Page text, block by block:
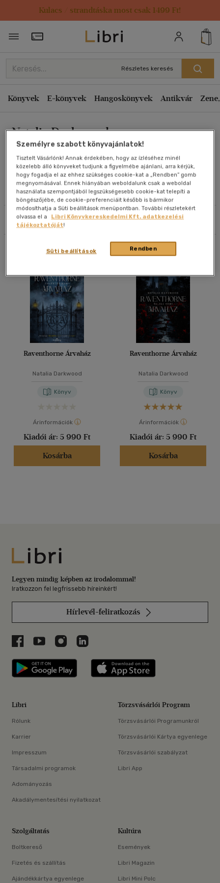
Kulacs / strandtáska most csak 1499 Ft!
Törzsvásárlói Kártya adatai
Részletes keresés
Könyvek E-könyvek Hangoskönyvek Antikvár
Natalia Darkwood
Művei
Olvasói vélemények
Szűrés Rendezés
Rendezés
Kiadás éve szerint csökkenő
Ár szerint csökkenő
Eladott darabszám szerint csökkenő
Eladott darabszám szerint növekvő
Cím szerint A-Z
Szerző szerint A-Z
Megjelenítés
20 db / oldal
Összesen db
Raventhorne Árvaház
Natalia Darkwood
Könyv
Árinformációk
Kiadói ár: 5 990 Ft
Kosárba
Raventhorne Árvaház
Natalia Darkwood
Könyv
Árinformációk
Kiadói ár: 5 990 Ft
Kosárba
Libri
Legyen mindig képben az irodalommal!
Iratkozzon fel legfrissebb híreinkért!
Hírlevél-feliratkozás
Libri a Facebookon
Libri a Youtube-on
Libri az Instagramon
Libri a LinkedInen
Libri applikáció Szerezd meg: Google
Libri
Rólunk
Karrier
Impresszum
Társadalmi programok
Adományozás
Akadálymentesítési nyilatkozat
Törzsvásárlói Program
Törzsvásárlói Programunkról
Törzsvásárlói Kártya egyenlege
Törzsvásárlói szabályzat
Libri App
Szolgáltatás
Boltkereső
Fizetés és szállítás
Ajándékkártya egyenlege
Kultúra
Események
Libri Magazin
Libri Mini Polc
Személyre szabott könyvajánlatok!
Tisztelt Vásárlónk! Annak érdekében, hogy az ízléséhez minél
közelebb álló könyveket tudjunk a figyelmébe ajánlani, arra kérjük,
hogy fogadja el az ehhez szükséges cookie-kat a „Rendben” gomb
megnyomásával. Ennek hiányában weboldalunk csak a weboldal
használata szempontjából legszükségesebb cookie-kat telepíti a
böngészőjébe, de cookie-preferenciáit később is bármikor
módosíthatja a Süti beállítások menüpontban. További részletekért
olvassa el a
Libri Könyvkereskedelmi Kft. adatkezelési
tájékoztatóját!
Rendben
Süti beállítások